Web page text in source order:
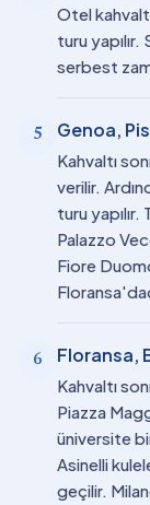
Otel
turu
serbest
5 Genoa,
Kahvaltı
verilir.
turu
Palazzo
Fiore
6 Floransa,
Kahvaltı
Piazza
üniversite
Asinelli
geçilir.